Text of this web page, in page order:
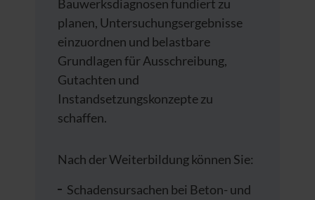
Bauwerksdiagnosen fundiert zu
planen, Untersuchungsergebnisse
einzuordnen und belastbare
Grundlagen für Ausschreibung,
Gutachten und
Instandsetzungskonzepte zu
schaffen.
Nach der Weiterbildung können Sie:
Schadensursachen bei Beton- und